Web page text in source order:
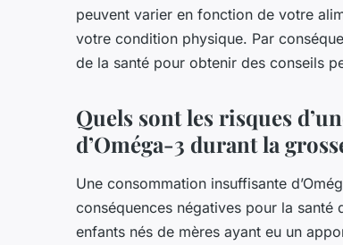
peuvent varier en fonction de votre
votre condition physique. Par
de la santé pour obtenir des conseils
Quels sont les risques
d’Oméga-3 durant la
Une consommation insuffisante
conséquences négatives pour la santé
enfants nés de mères ayant eu un